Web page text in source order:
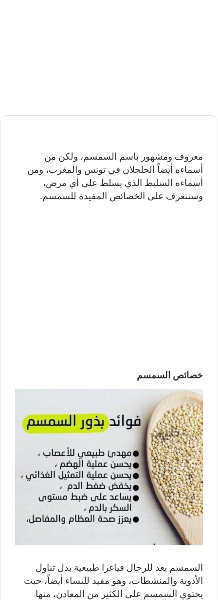
معروف ومشهور باسم السمسم، ولكن من
أسماءه أيضاً الجلجلان في تونس والمغرب، ومن
أسماءه السليط الذي يسلط على أي مرض،
وسنتعرف على الخصائص المفيدة للسمسم.
خصائص السمسم
السمسم يعد للرجال فياغرا طبيعية بدل تناول
الأدوية والمنشطات، وهو مفيد للنساء أيضاً، حيث
يحتوي السمسم على الكثير من المعادن، منها